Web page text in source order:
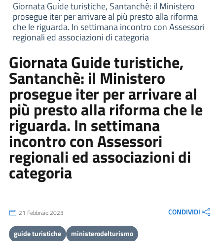
Giornata Guide turistiche, Santanchè: il Ministero
prosegue iter per arrivare al più presto alla riforma
che le riguarda. In settimana incontro con Assessori
regionali ed associazioni di categoria
Giornata Guide turistiche,
Santanchè: il Ministero
prosegue iter per arrivare al
più presto alla riforma che le
riguarda. In settimana
incontro con Assessori
regionali ed associazioni di
categoria
21 Febbraio 2023 CONDIVIDI
guide turistiche
ministerodelturismo